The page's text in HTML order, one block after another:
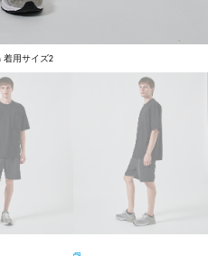
着用サイズ2